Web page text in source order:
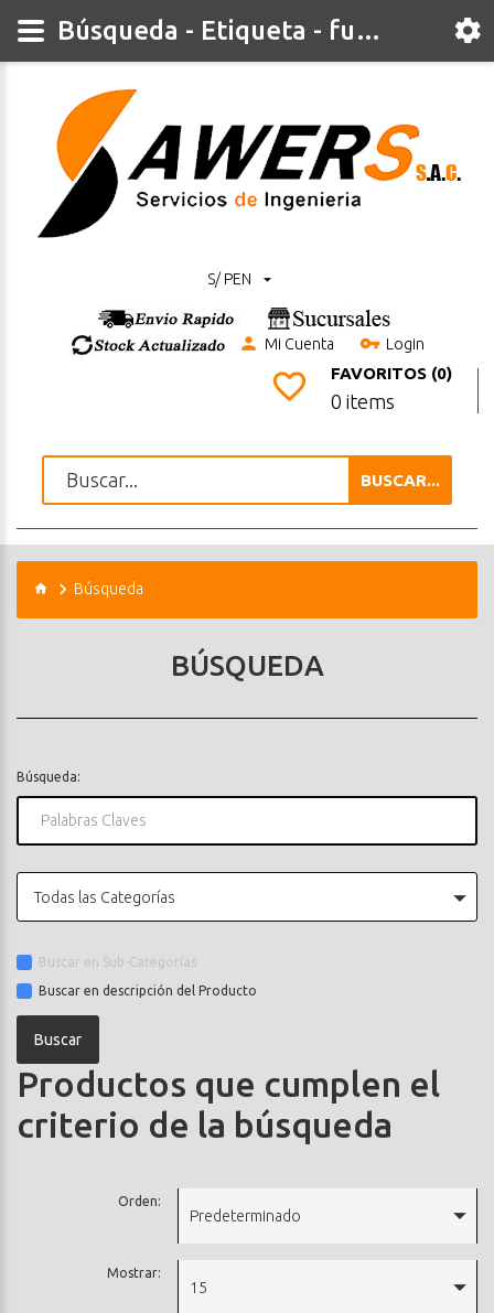
S/ PEN
Mi Cuenta Login
FAVORITOS (0)
0 items
BUSCAR...
Búsqueda
BÚSQUEDA
Búsqueda:
Todas las Categorías
Buscar en Sub-Categorías
Buscar en descripción del Producto
Productos que cumplen el
criterio de la búsqueda
Orden:
Predeterminado
Mostrar:
15
Búsqueda - Etiqueta - fusible